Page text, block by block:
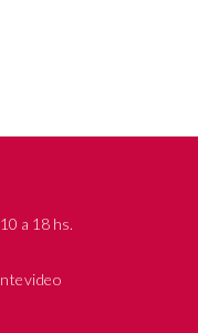
a 18 hs.